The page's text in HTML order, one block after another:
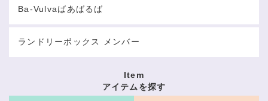
Ba-Vulvaばあばるば
ランドリーボックス メンバー
Item
アイテムを探す